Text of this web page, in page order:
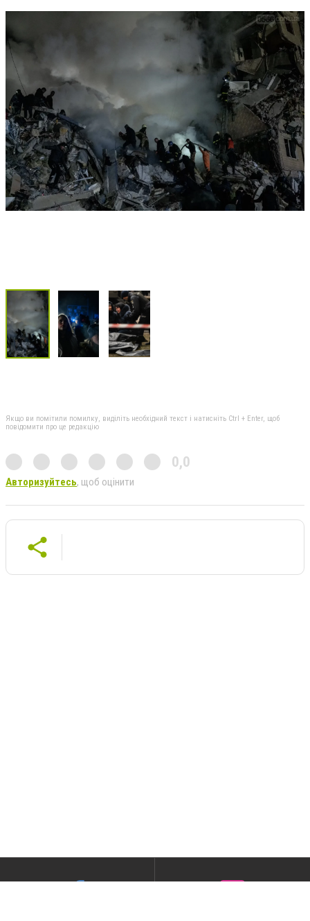
Якщо ви помітили помилку, виділіть необхідний текст і натисніть Ctrl + Enter, щоб
повідомити про це редакцію
0,0
Авторизуйтесь, щоб оцінити